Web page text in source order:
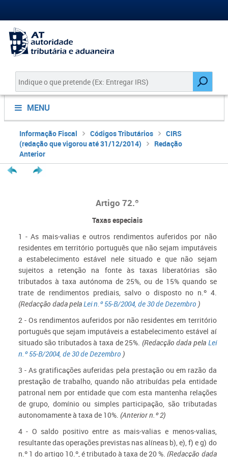
MENU
Informação Fiscal Códigos Tributários
CIRS
(redação que vigorou até 31/12/2014)
Redação
Anterior
Artigo 72.º
Taxas especiais
1 - As mais-valias e outros rendimentos auferidos por não
residentes em território português que não sejam imputáveis
a estabelecimento estável nele situado e que não sejam
sujeitos a retenção na fonte às taxas liberatórias são
tributados à taxa autónoma de 25%, ou de 15% quando se
trate de rendimentos prediais, salvo o disposto no n.º 4.
(Redacção dada pelaLei n.º 55-B/2004, de 30 de Dezembro )
2 - Os rendimentos auferidos por não residentes em território
português que sejam imputáveis a estabelecimento estável aí
situado são tributados à taxa de 25%. (Redacção dada pela Lei
n.º 55-B/2004, de 30 de Dezembro )
3 - As gratificações auferidas pela prestação ou em razão da
prestação de trabalho, quando não atribuídas pela entidade
patronal nem por entidade que com esta mantenha relações
de grupo, domínio ou simples participação, são tributadas
autonomamente à taxa de 10%. (Anterior n.º 2)
4 - O saldo positivo entre as mais-valias e menos-valias,
resultante das operações previstas nas alíneas b), e), f) e g) do
n.º 1 do artigo 10.º, é tributado à taxa de 20 %. (Redacção dada